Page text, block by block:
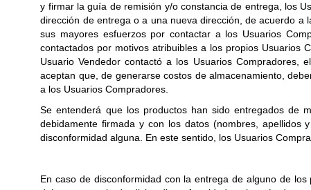
y firmar la guía de remisión y/o constancia de entrega, los
dirección de entrega o a una nueva dirección, de acuerdo a
sus mayores esfuerzos por contactar a los Usuarios
contactados por motivos atribuibles a los propios Usuarios
Usuario Vendedor contactó a los Usuarios Compradores,
aceptan que, de generarse costos de almacenamiento,
a los Usuarios Compradores.
Se entenderá que los productos han sido entregados de
debidamente firmada y con los datos (nombres, apellidos
disconformidad alguna. En este sentido, los Usuarios
En caso de disconformidad con la entrega de alguno de